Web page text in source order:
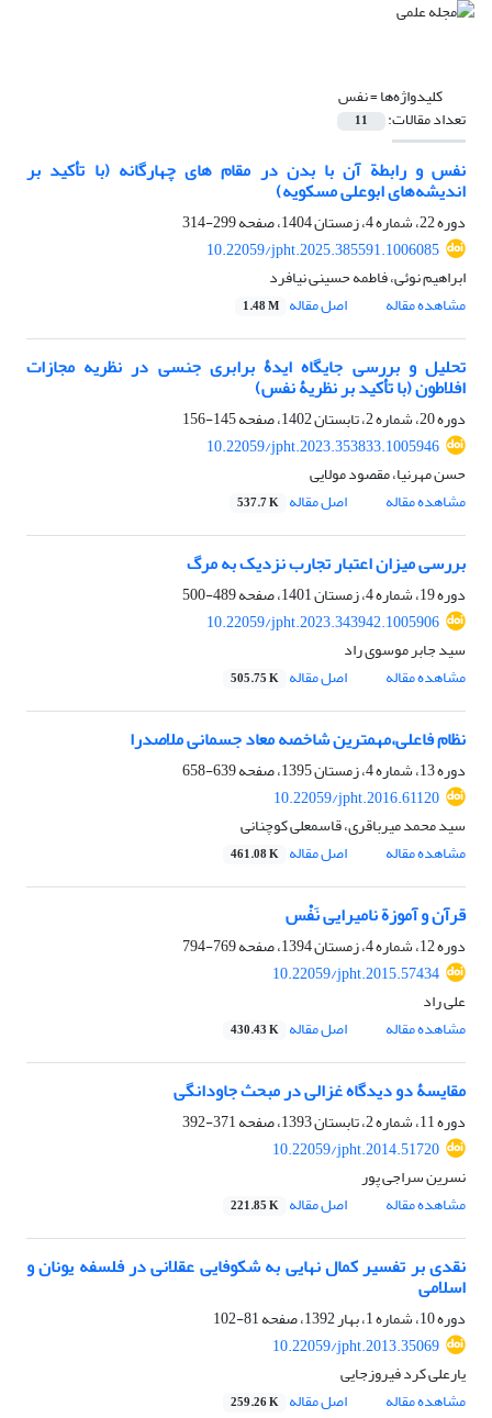
کلیدواژه‌ها =نفس
تعداد مقالات: 11
نفس و رابطة آن با بدن در مقام‏ های چهارگانه (با تأکید بر
اندیشه‌های ابوعلی مسکویه)
دوره 22، شماره 4، زمستان 1404، صفحه
299-314
10.22059/jpht.2025.385591.1006085
ابراهیم نوئی، فاطمه حسینی نیافرد
مشاهده مقاله
اصل مقاله 1.48 M
تحلیل و بررسی جایگاه ایدۀ برابری جنسی در نظریه مجازات
افلاطون (با تأکید بر نظریۀ نفس)
دوره 20، شماره 2، تابستان 1402، صفحه
145-156
10.22059/jpht.2023.353833.1005946
حسن مهرنیا، مقصود مولایی
مشاهده مقاله
اصل مقاله 537.7 K
بررسی میزان اعتبار تجارب نزدیک به مرگ
دوره 19، شماره 4، زمستان 1401، صفحه
489-500
10.22059/jpht.2023.343942.1005906
سید جابر موسوی راد
مشاهده مقاله
اصل مقاله 505.75 K
نظام فاعلی،مهمترین شاخصه معاد جسمانی ملاصدرا
دوره 13، شماره 4، زمستان 1395، صفحه
639-658
10.22059/jpht.2016.61120
سید محمد میرباقری، قاسمعلی کوچنانی
مشاهده مقاله
اصل مقاله 461.08 K
قرآن و آموزة نامیرایی نَفْس
دوره 12، شماره 4، زمستان 1394، صفحه
769-794
10.22059/jpht.2015.57434
علی راد
مشاهده مقاله
اصل مقاله 430.43 K
مقایسۀ دو دیدگاه غزالی در مبحث جاودانگی
دوره 11، شماره 2، تابستان 1393، صفحه
371-392
10.22059/jpht.2014.51720
نسرین سراجی پور
مشاهده مقاله
اصل مقاله 221.85 K
نقدی بر تفسیر کمال نهایی به شکوفایی عقلانی در فلسفه یونان و
اسلامی
دوره 10، شماره 1، بهار 1392، صفحه
81-102
10.22059/jpht.2013.35069
یارعلی کرد فیروزجایی
مشاهده مقاله
اصل مقاله 259.26 K